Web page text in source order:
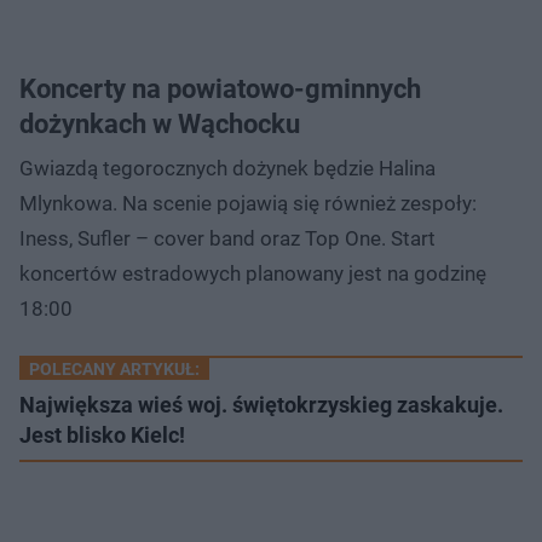
Koncerty na powiatowo-gminnych
dożynkach w Wąchocku
Gwiazdą tegorocznych dożynek będzie Halina
Mlynkowa. Na scenie pojawią się również zespoły:
Iness, Sufler – cover band oraz Top One. Start
koncertów estradowych planowany jest na godzinę
18:00
POLECANY ARTYKUŁ:
Największa wieś woj. świętokrzyskieg zaskakuje.
Jest blisko Kielc!